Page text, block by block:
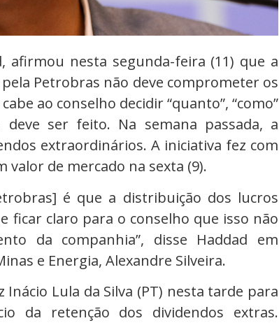
afirmou nesta segunda-feira (11) que a
Petrobras não deve comprometer os
ao conselho decidir “quanto”, “como”
ser feito. Na semana passada, a
extraordinários. A iniciativa fez com
valor de mercado na sexta (9).
é que a distribuição dos lucros
ficar claro para o conselho que isso não
da companhia”, disse Haddad em
e Energia, Alexandre Silveira.
Lula da Silva (PT) nesta tarde para
da retenção dos dividendos extras.